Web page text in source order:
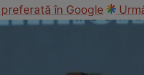
în Google